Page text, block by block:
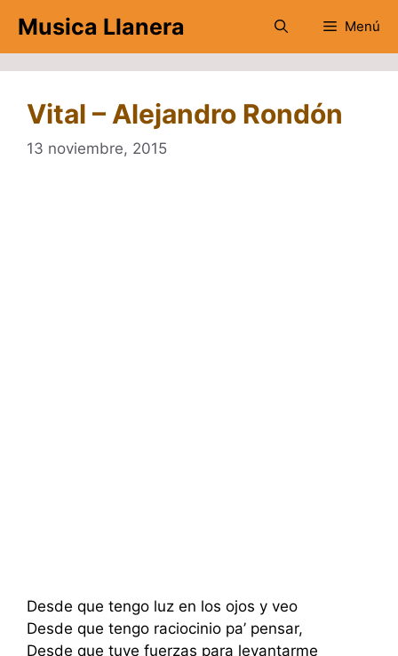
contenido
Musica Llanera Menú
Vital – Alejandro Rondón
13 noviembre, 2015
Desde que tengo luz en los ojos y veo
Desde que tengo raciocinio pa’ pensar,
Desde que tuve fuerzas para levantarme